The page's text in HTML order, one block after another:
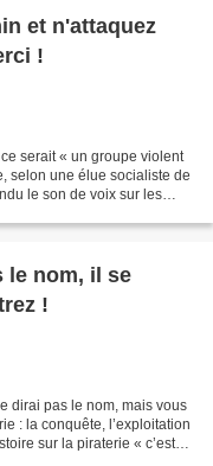
et n'attaquez
!
serait « un groupe violent
selon une élue socialiste de
le son de voix sur les
le nom, il se
!
dirai pas le nom, mais vous
: la conquête, l’exploitation
sur la piraterie « c’est